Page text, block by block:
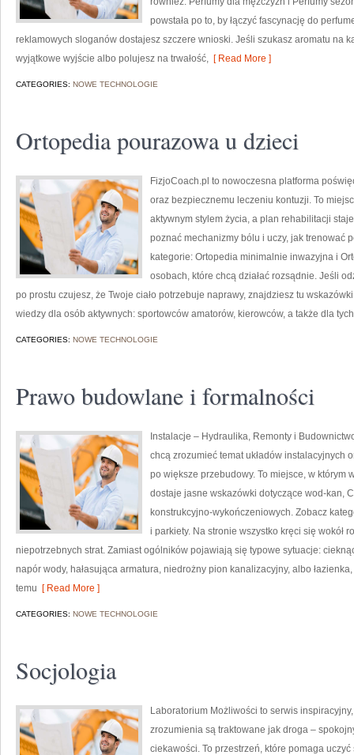
powstała po to, by łączyć fascynację do
reklamowych sloganów dostajesz szczere wnioski. Jeśli szukasz aromatu na
wyjątkowe wyjście albo polujesz na trwałość, [ Read More ]
CATEGORIES: NOWE TECHNOLOGIE
Ortopedia pourazowa u dzieci
FizjoCoach.pl to nowoczesna platforma
oraz bezpiecznemu leczeniu kontuzji. To
aktywnym stylem życia, a plan rehabilitacji
poznać mechanizmy bólu i uczy, jak trenować
kategorie: Ortopedia minimalnie inwazyjna i
osobach, które chcą działać rozsądnie. Jeśli
po prostu czujesz, że Twoje ciało potrzebuje naprawy, znajdziesz tu
wiedzy dla osób aktywnych: sportowców amatorów, kierowców, a także dla
CATEGORIES: NOWE TECHNOLOGIE
Prawo budowlane i formalności
Instalacje – Hydraulika, Remonty i
chcą zrozumieć temat układów instalacyjnych
po większe przebudowy. To miejsce, w którym
dostaje jasne wskazówki dotyczące wod-kan,
konstrukcyjno-wykończeniowych. Zobacz
i parkiety. Na stronie wszystko kręci się wokół
niepotrzebnych strat. Zamiast ogólników pojawiają się typowe sytuacje:
napór wody, hałasująca armatura, niedrożny pion kanalizacyjny, albo
temu [ Read More ]
CATEGORIES: NOWE TECHNOLOGIE
Socjologia
Laboratorium Możliwości to serwis
zrozumienia są traktowane jak droga –
ciekawości. To przestrzeń, które pomaga